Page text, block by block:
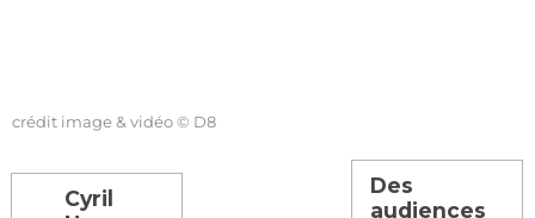
crédit image & vidéo © D8
Cyril
Des
audiences